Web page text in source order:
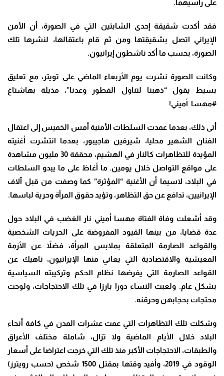
على رأسيهما.
فقد أكدت شقيقة إحدى الشابتين التي في الصورة، أن الأمن
الإيراني اتصل بشقيقتها ومن ثم قام باعتقالها، لنشرها تلك
الصورة، بحسب ما أكد ناشطون إيرانيون.
وكانت الصورة نشرت يوم الأربعاء الماضي على تويتر، مع تعليق
بسيط يقول “ذهبنا لتناول الفطور وعدنا”، مذيلة بهاشتاغ
#مهسا_أميني!
أتى ذلك، بعدما عمدت السلطات الأمنية أمس الخميس إلى اعتقال
الفنان الشهير محليا، شيرفين هاجيبور، بعدما انتشرت أغنيته
المؤيدة للتظاهرات كالنار في الهشيم، محققة 30 مليون مشاهدة
على مواقع التواصل خلال يومين. ما أغاظ على ما يبدو السلطات
في البلاد، لاسيما أن الأغنية “المؤثرة” كما وصفت من قبل آلاف
الإيرانيين، تدافع عن حق التظاهر، وتؤيد حقوق المرأة وحرية لباسها.
وقد أشعلت وفاة الفتاة مهسا أميني نار الغضب في البلاد حول
عدة قضايا، من بينها القيود المفروضة على الحريات الشخصية
والقواعد الصارمة المتعلقة بملابس المرأة، فضلاً عن الأزمة
المعيشية والاقتصادية التي يعاني منها الإيرانيون، ناهيك عن
القواعد الصارمة التي يفرضها نظام الحكم وتركيبته السياسية
بشكل عام. ولعبت النساء دورا بارزا في تلك الاحتجاجات، ولوحت
محتجات بحجابهن وحرقنه.
وشكلت تلك التظاهرات التي عمت عشرات المدن في كافة أنحاء
البلاد خلال الأيام الماضية ولا تزال، شاملة مختلف الأعراق
والطبقات، الاحتجاجات الأكبر منذ تلك التي خرجت اعتراضا على أسعار
الوقود في 2019، وأفيد وقتها بمقتل 1500 شخص (حسب رويترز)